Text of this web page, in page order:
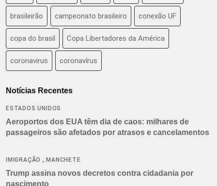
brasileirão campeonato brasileiro conexão UF
copa do brasil Copa Libertadores da América
coronavirus coronavírus
Notícias Recentes
ESTADOS UNIDOS
Aeroportos dos EUA têm dia de caos: milhares de
passageiros são afetados por atrasos e cancelamentos
IMIGRAÇÃO ,MANCHETE
Trump assina novos decretos contra cidadania por
nascimento